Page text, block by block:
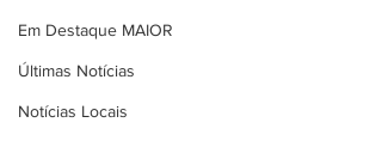
Em Destaque MAIOR
Últimas Notícias
Notícias Locais